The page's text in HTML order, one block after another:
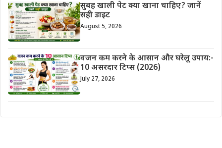
सुबह खाली पेट क्या खाना चाहिए? जानें
सही डाइट
August 5, 2026
वजन कम करने के आसान और घरेलू उपाय:-
10 असरदार टिप्स (2026)
July 27, 2026